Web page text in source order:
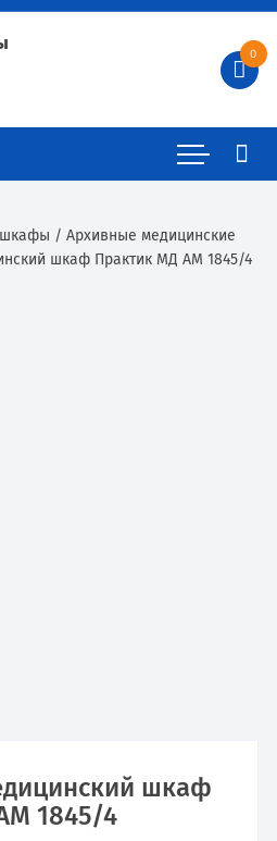
0
шкафы /Архивные медицинские
шкаф Практик МД АМ 1845/4
шкаф
1845/4